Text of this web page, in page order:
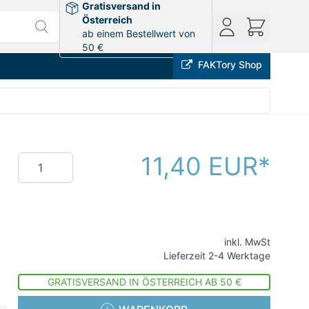
Gratisversand in
Österreich
ab einem Bestellwert von
50 €
FAKTory Shop
Menge 11,40 EUR
inkl. MwSt
Lieferzeit 2-4 Werktage
GRATISVERSAND IN ÖSTERREICH AB 50 €